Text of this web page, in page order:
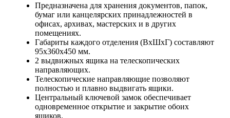
Предназначена для хранения документов, папок,
бумаг или канцелярских принадлежностей в
офисах, архивах, мастерских и в других
помещениях.
Габариты каждого отделения (ВхШхГ) составляют
95х360х450 мм.
2 выдвижных ящика на телескопических
направляющих.
Телескопические направляющие позволяют
полностью и плавно выдвигать ящики.
Центральный ключевой замок обеспечивает
одновременное открытие и закрытие обоих
ящиков.